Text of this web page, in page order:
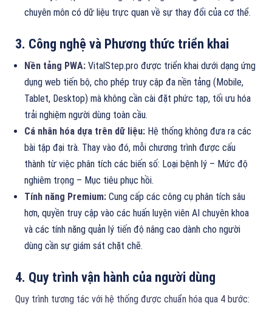
chuyên môn có dữ liệu trực quan về sự thay đổi của cơ thể.
3. Công nghệ và Phương thức triển khai
Nền tảng PWA: VitalStep.pro được triển khai dưới dạng ứng
dụng web tiến bộ, cho phép truy cập đa nền tảng (Mobile,
Tablet, Desktop) mà không cần cài đặt phức tạp, tối ưu hóa
trải nghiệm người dùng toàn cầu.
Cá nhân hóa dựa trên dữ liệu: Hệ thống không đưa ra các
bài tập đại trà. Thay vào đó, mỗi chương trình được cấu
thành từ việc phân tích các biến số: Loại bệnh lý – Mức độ
nghiêm trọng – Mục tiêu phục hồi.
Tính năng Premium: Cung cấp các công cụ phân tích sâu
hơn, quyền truy cập vào các huấn luyện viên AI chuyên khoa
và các tính năng quản lý tiến độ nâng cao dành cho người
dùng cần sự giám sát chặt chẽ.
4. Quy trình vận hành của người dùng
Quy trình tương tác với hệ thống được chuẩn hóa qua 4 bước: